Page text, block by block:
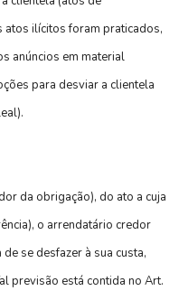
atos ilícitos foram praticados,
anúncios em material
para desviar a clientela
da obrigação), do ato a cuja
o arrendatário credor
se desfazer à sua custa,
previsão está contida no Art.